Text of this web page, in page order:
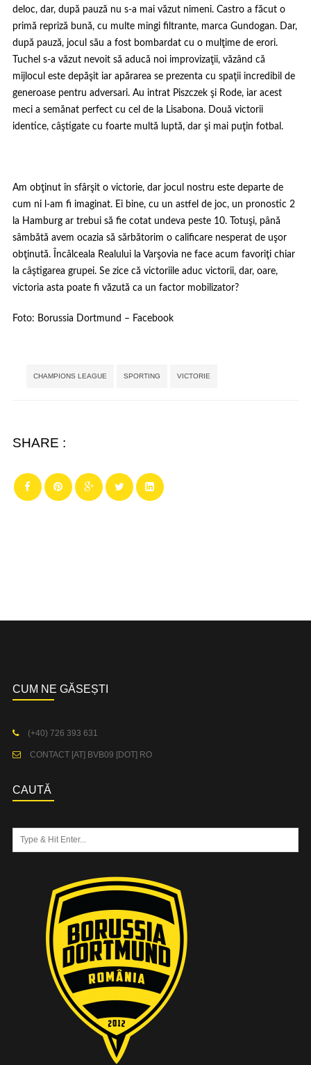
deloc, dar, după pauză nu s-a mai văzut nimeni. Castro a făcut o
primă repriză bună, cu multe mingi filtrante, marca Gundogan. Dar,
după pauză, jocul său a fost bombardat cu o mulţime de erori.
Tuchel s-a văzut nevoit să aducă noi improvizaţii, văzând că
mijlocul este depăşit iar apărarea se prezenta cu spaţii incredibil de
generoase pentru adversari. Au intrat Piszczek şi Rode, iar acest
meci a semănat perfect cu cel de la Lisabona. Două victorii
identice, câştigate cu foarte multă luptă, dar şi mai puţin fotbal.
Am obţinut în sfârşit o victorie, dar jocul nostru este departe de
cum ni l-am fi imaginat. Ei bine, cu un astfel de joc, un pronostic 2
la Hamburg ar trebui să fie cotat undeva peste 10. Totuşi, până
sâmbătă avem ocazia să sărbătorim o calificare nesperat de uşor
obţinută. Încâlceala Realului la Varşovia ne face acum favoriţi chiar
la câştigarea grupei. Se zice că victoriile aduc victorii, dar, oare,
victoria asta poate fi văzută ca un factor mobilizator?
Foto: Borussia Dortmund – Facebook
CHAMPIONS LEAGUE SPORTING VICTORIE
SHARE :
CUM NE GĂSEȘTI
(+40) 726 393 631
CONTACT [AT] BVB09 [DOT] RO
CAUTĂ